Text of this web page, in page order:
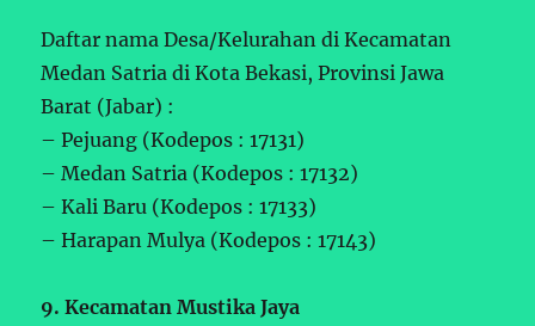
Daftar nama Desa/Kelurahan di Kecamatan
Medan Satria di Kota Bekasi, Provinsi Jawa
Barat (Jabar) :
– Pejuang (Kodepos : 17131)
– Medan Satria (Kodepos : 17132)
– Kali Baru (Kodepos : 17133)
– Harapan Mulya (Kodepos : 17143)
9. Kecamatan Mustika Jaya